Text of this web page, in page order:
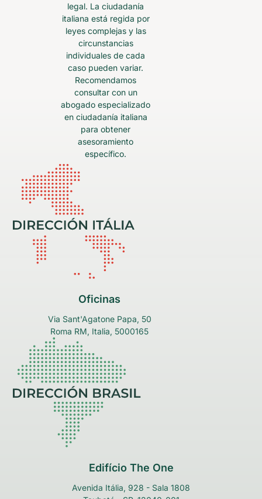
legal. La ciudadanía
italiana está regida por
leyes complejas y las
circunstancias
individuales de cada
caso pueden variar.
Recomendamos
consultar con un
abogado especializado
en ciudadanía italiana
para obtener
asesoramiento
específico.
Oficinas
Via Sant'Agatone Papa, 50
Roma RM, Italia, 5000165
Edifício The One
Avenida Itália, 928 - Sala 1808